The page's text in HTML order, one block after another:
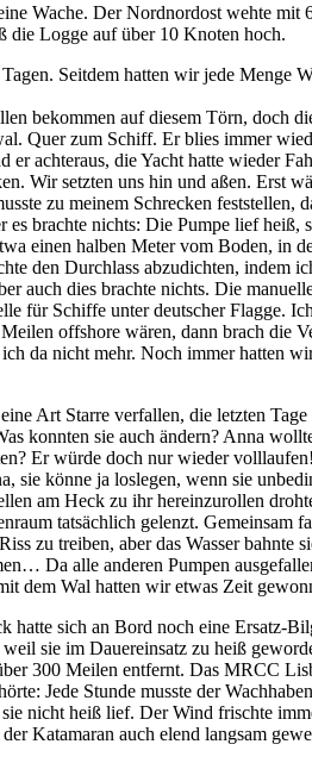
Wache. Der Nordnordost wehte
die Logge auf über 10 Knoten hoch.
Seitdem hatten wir jede
bekommen auf diesem Törn, doch
Quer zum Schiff. Er blies immer
achteraus, die Yacht hatte wieder
Wir setzten uns hin und aßen. Erst
zu meinem Schrecken
brachte nichts: Die Pumpe lief
einen halben Meter vom Boden,
den Durchlass abzudichten,
auch dies brachte nichts. Die
für Schiffe unter deutscher
offshore wären, dann brach
da nicht mehr. Noch immer hatten
Art Starre verfallen, die letzten
konnten sie auch ändern? Anna
Er würde doch nur wieder
sie könne ja loslegen, wenn sie
am Heck zu ihr hereinzurollen
tatsächlich gelenzt.
zu treiben, aber das Wasser
Da alle anderen Pumpen
dem Wal hatten wir etwas Zeit
sich an Bord noch eine Ersatz-
sie im Dauereinsatz zu heiß
300 Meilen entfernt. Das MRCC
Jede Stunde musste der
nicht heiß lief. Der Wind frischte
Katamaran auch elend langsam